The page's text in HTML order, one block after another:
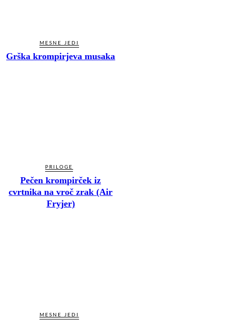
MESNE JEDI
Grška krompirjeva musaka
PRILOGE
Pečen krompirček iz
cvrtnika na vroč zrak (Air
Fryjer)
MESNE JEDI